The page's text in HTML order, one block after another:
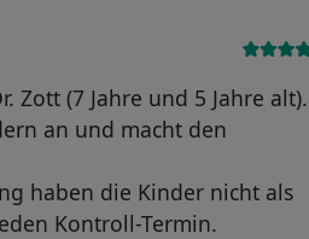
Zott (7 Jahre und 5 Jahre alt).
an und macht den
haben die Kinder nicht als
Kontroll-Termin.